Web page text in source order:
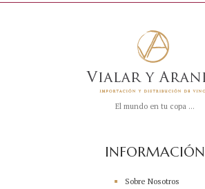
El mundo en tu copa ...
INFORMACIÓN
Sobre Nosotros